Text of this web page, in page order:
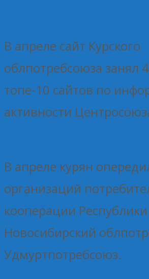
В апреле сайт Курского
облпотребсоюза занял
топе-10 сайтов по
активности
В апреле курян
организаций
кооперации
Новосибирский
Удмуртпотребсоюз.